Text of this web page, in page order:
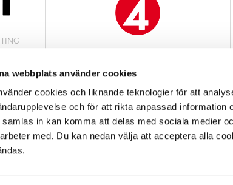
webbplats använder cookies
cookies och liknande teknologier för att
och för att rikta anpassad information
samlas in kan komma att delas med sociala medier
med. Du kan nedan välja att acceptera alla